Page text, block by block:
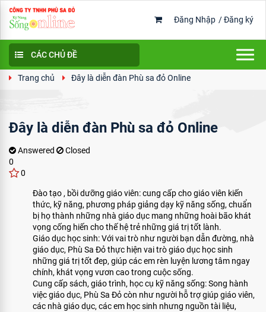
Đăng Nhập /Đăng ký
CÁC CHỦ ĐỀ
Trang chủ Đây là diễn đàn Phù sa đỏ Online
Đây là diễn đàn Phù sa đỏ Online
Answered
Closed
0
0
Đào tạo , bồi dưỡng giáo viên: cung cấp cho giáo viên kiến
thức, kỹ năng, phương pháp giảng dạy kỹ năng sống, chuẩn
bị họ thành những nhà giáo dục mang những hoài bão khát
vọng cống hiến cho thế hệ trẻ những giá trị tốt lành.
Giáo dục học sinh: Với vai trò như người bạn dẫn đường, nhà
giáo dục, Phù Sa Đỏ thực hiện vai trò giáo dục học sinh
những giá trị tốt đep, giúp các em rèn luyện lương tâm ngay
chính, khát vọng vươn cao trong cuộc sống.
Cung cấp sách, giáo trình, học cụ kỹ năng sống: Song hành
việc giáo dục, Phù Sa Đỏ còn như người hỗ trợ giúp giáo viên,
các nhà giáo dục, các em học sinh nhưng nguồn tài liệu,